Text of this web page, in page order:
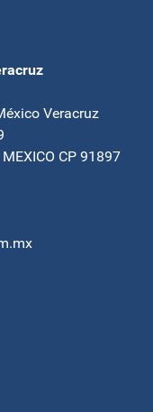
Veracruz
CP 91897